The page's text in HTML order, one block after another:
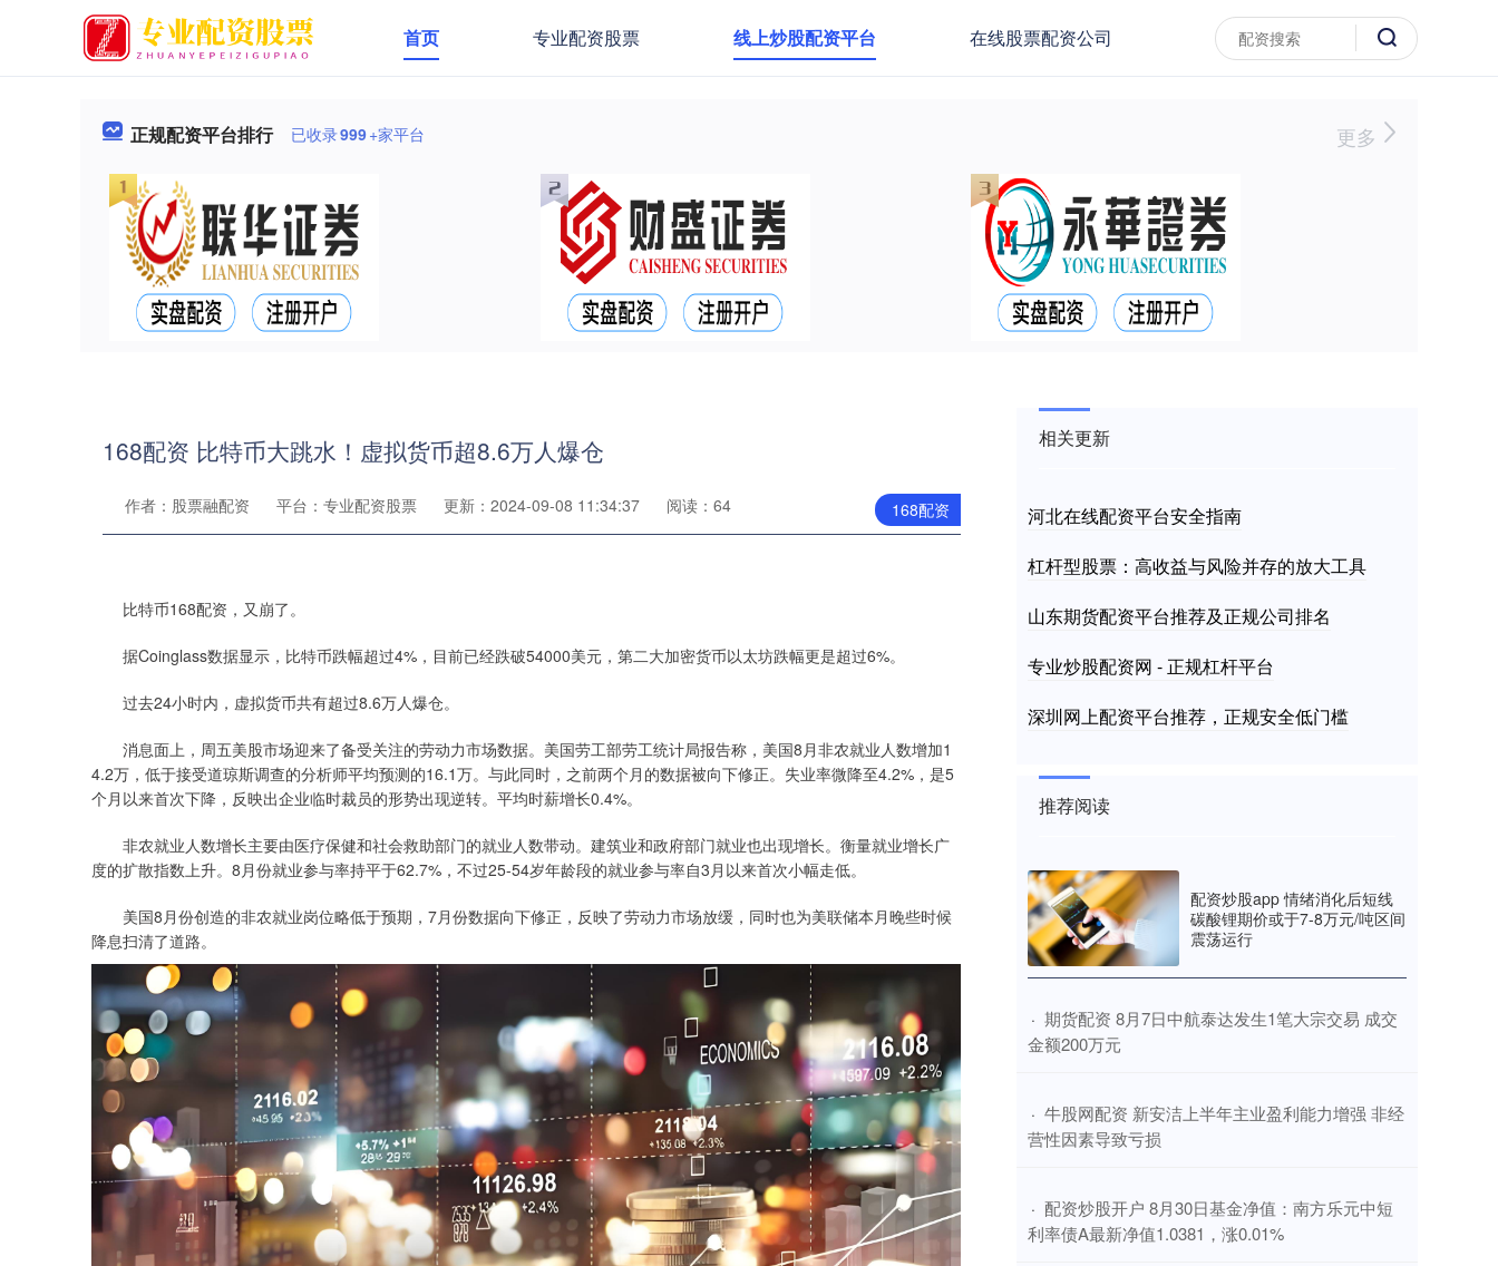
首页 专业配资股票 线上炒股配资平台 在线股票配资公司
正规配资平台排行 已收录999+家平台 更多
168配资 比特币大跳水！虚拟货币超8.6万人爆仓
168配资
作者：股票融配资 平台：专业配资股票 更新：2024-09-08 11:34:37 阅读：64
比特币168配资，又崩了。
据Coinglass数据显示，比特币跌幅超过4%，目前已经跌破54000美元，第二大加密货币以太坊跌幅更是超过6%。
过去24小时内，虚拟货币共有超过8.6万人爆仓。
消息面上，周五美股市场迎来了备受关注的劳动力市场数据。美国劳工部劳工统计局报告称，美国8月非农就业人数增加1
4.2万，低于接受道琼斯调查的分析师平均预测的16.1万。与此同时，之前两个月的数据被向下修正。失业率微降至4.2%，是5
个月以来首次下降，反映出企业临时裁员的形势出现逆转。平均时薪增长0.4%。
非农就业人数增长主要由医疗保健和社会救助部门的就业人数带动。建筑业和政府部门就业也出现增长。衡量就业增长广
度的扩散指数上升。8月份就业参与率持平于62.7%，不过25-54岁年龄段的就业参与率自3月以来首次小幅走低。
美国8月份创造的非农就业岗位略低于预期，7月份数据向下修正，反映了劳动力市场放缓，同时也为美联储本月晚些时候
降息扫清了道路。
相关更新
河北在线配资平台安全指南
杠杆型股票：高收益与风险并存的放大工具
山东期货配资平台推荐及正规公司排名
专业炒股配资网 - 正规杠杆平台
深圳网上配资平台推荐，正规安全低门槛
推荐阅读
配资炒股app 情绪消化后短线
碳酸锂期价或于7-8万元/吨区间
震荡运行
· ​期货配资 8月7日中航泰达发生1笔大宗交易 成交
金额200万元
· ​牛股网配资 新安洁上半年主业盈利能力增强 非经
营性因素导致亏损
· ​配资炒股开户 8月30日基金净值：南方乐元中短
利率债A最新净值1.0381，涨0.01%